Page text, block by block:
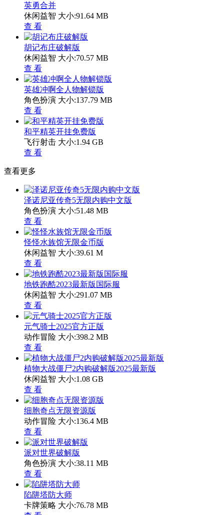
英勇合并
休闲益智 大小:91.64 MB
查 看
胡记布庄破解版
休闲益智 大小:70.57 MB
查 看
英雄冲啊全人物解锁版
角色扮演 大小:137.79 MB
查 看
和平精英开挂免费版
飞行射击 大小:1.94 GB
查 看
查看更多
泽诺尼亚传奇5无限内购中文版
角色扮演 大小:51.48 MB
查 看
怪怪水族馆无限金币版
休闲益智 大小:39.61 M
查 看
地铁跑酷2023最新版国际服
休闲益智 大小:291.07 MB
查 看
元气骑士2025官方正版
动作冒险 大小:398.2 MB
查 看
植物大战僵尸2内购破解版2025最新版
休闲益智 大小:1.08 GB
查 看
细胞奇点无限资源版
动作冒险 大小:136.4 MB
查 看
派对世界破解版
角色扮演 大小:38.11 MB
查 看
陷阱塔防大师
卡牌策略 大小:76.78 MB